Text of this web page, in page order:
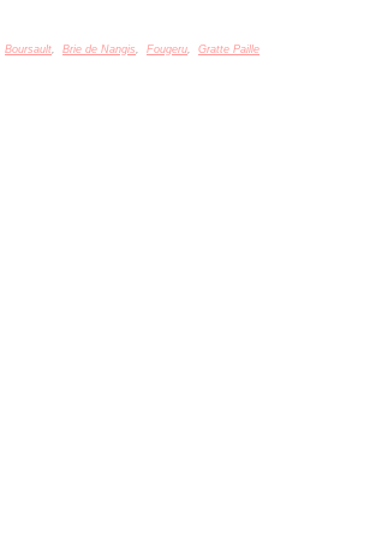
Boursault, Brie de Nangis, Fougeru, Gratte Paille